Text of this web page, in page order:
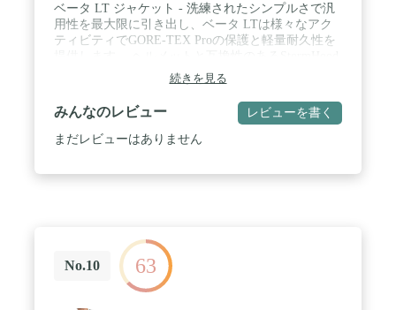
ベータ LT ジャケット - 洗練されたシンプルさで汎
用性を最大限に引き出し、ベータ LTは様々なアク
ティビティでGORE-TEX Proの保護と軽量耐久性を
は、サイトラインを妨げることなくフルカバーを提
供し、グローブフレンドリーなカスタムコヒーシブ
コードロックで調整できます。 女性特有のトリムフ
ィットがGORE-TEXを体に近づけ、通気性を最大限
に高めます。 後ろの長さは長く、カバー範囲を広
ARC'TERYXの必需品 - さまざまなアクティビティ
や条件に対応する汎用性の高い高性能デザイン。 丈
続きを見る
みんなのレビュー レビューを書く
まだレビューはありません
No.10 63